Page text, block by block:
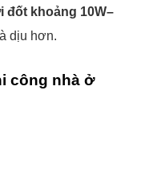
khoảng 10W–
dịu hơn.
công nhà ở